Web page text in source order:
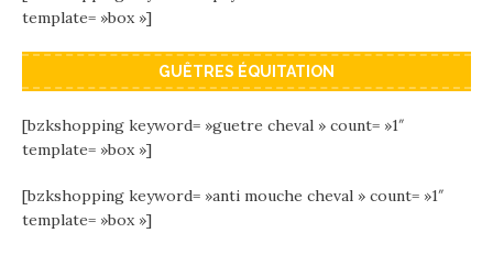
template= »box »]
GUÊTRES ÉQUITATION
[bzkshopping keyword= »guetre cheval » count= »1″
template= »box »]
[bzkshopping keyword= »anti mouche cheval » count= »1″
template= »box »]